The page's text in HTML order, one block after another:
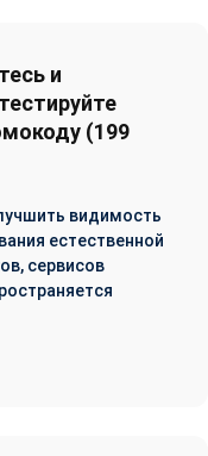
и
(199
видимость
естественной
сервисов